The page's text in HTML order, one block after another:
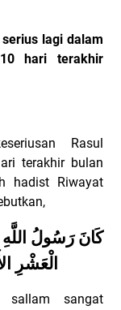
lagi dalam
hari terakhir
Rasul
terakhir bulan
hadist Riwayat
كَانَ رَسُولُ
الْعَشْرِ
sallam sangat